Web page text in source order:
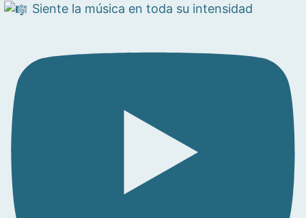
Siente la música en toda su intensidad